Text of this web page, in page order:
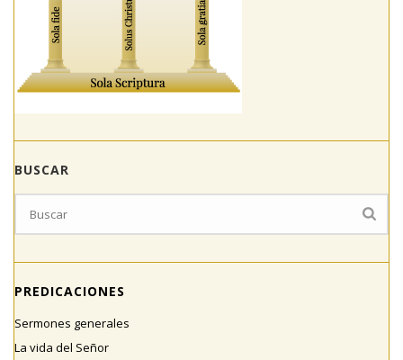
BUSCAR
PREDICACIONES
Sermones generales
La vida del Señor